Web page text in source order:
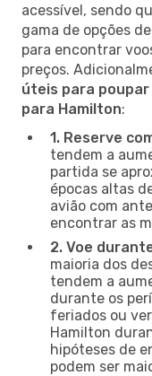
acessível, sendo
gama de opções
para encontrar
preços.
úteis para
para Hamilton:
1. Reserve
tendem a
partida se
épocas altas
avião com
encontrar as
2. Voe
maioria dos
tendem a
durante os
feriados ou
Hamilton
hipóteses de
podem ser